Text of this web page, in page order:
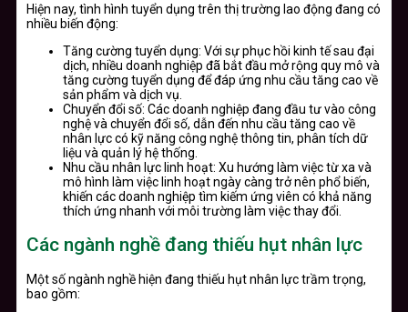
Hiện nay, tình hình tuyển dụng trên thị trường lao động đang có
nhiều biến động:
Tăng cường tuyển dụng: Với sự phục hồi kinh tế sau đại
dịch, nhiều doanh nghiệp đã bắt đầu mở rộng quy mô và
tăng cường tuyển dụng để đáp ứng nhu cầu tăng cao về
sản phẩm và dịch vụ.
Chuyển đổi số: Các doanh nghiệp đang đầu tư vào công
nghệ và chuyển đổi số, dẫn đến nhu cầu tăng cao về
nhân lực có kỹ năng công nghệ thông tin, phân tích dữ
liệu và quản lý hệ thống.
Nhu cầu nhân lực linh hoạt: Xu hướng làm việc từ xa và
mô hình làm việc linh hoạt ngày càng trở nên phổ biến,
khiến các doanh nghiệp tìm kiếm ứng viên có khả năng
thích ứng nhanh với môi trường làm việc thay đổi.
Các ngành nghề đang thiếu hụt nhân lực
Một số ngành nghề hiện đang thiếu hụt nhân lực trầm trọng,
bao gồm: